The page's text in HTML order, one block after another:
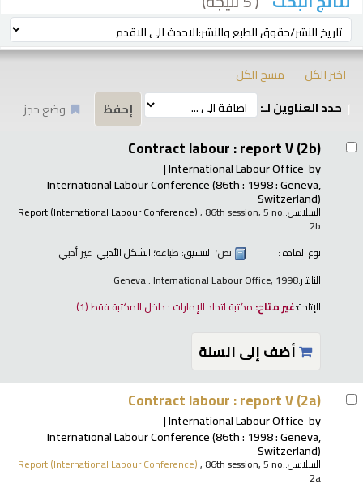
ترتيب بواسطة:
اختر الكل
مسح الكل
حدد العناوين لـِ:
وضع حجز
Contract labour : report V (2b)
by
International Labour Office
International Labour Conference(86th : 1998 : Geneva,
Switzerland)
السلاسل: Report (International Labour Conference); 86th session, 5 no.
2b
نوع المادة :
نص؛ التنسيق: طباعة؛ الشكل الأدبي: غير أدبي
الناشر:Geneva : International Labour Office, 1998
الإتاحة:غير متاح: مكتبة اتحاد الإمارات : داخل المكتبة فقط(1).
أضف إلى السلة
Contract labour : report V (2a)
by
International Labour Office
International Labour Conference(86th : 1998 : Geneva,
Switzerland)
السلاسل: Report (International Labour Conference); 86th session, 5 no.
2a